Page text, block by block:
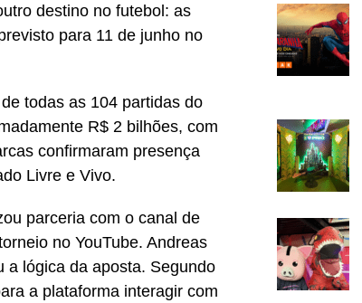
destino no futebol: as
para 11 de junho no
todas as 104 partidas do
R$ 2 bilhões, com
confirmaram presença
Livre e Vivo.
parceria com o canal de
no YouTube. Andreas
a lógica da aposta. Segundo
a plataforma interagir com